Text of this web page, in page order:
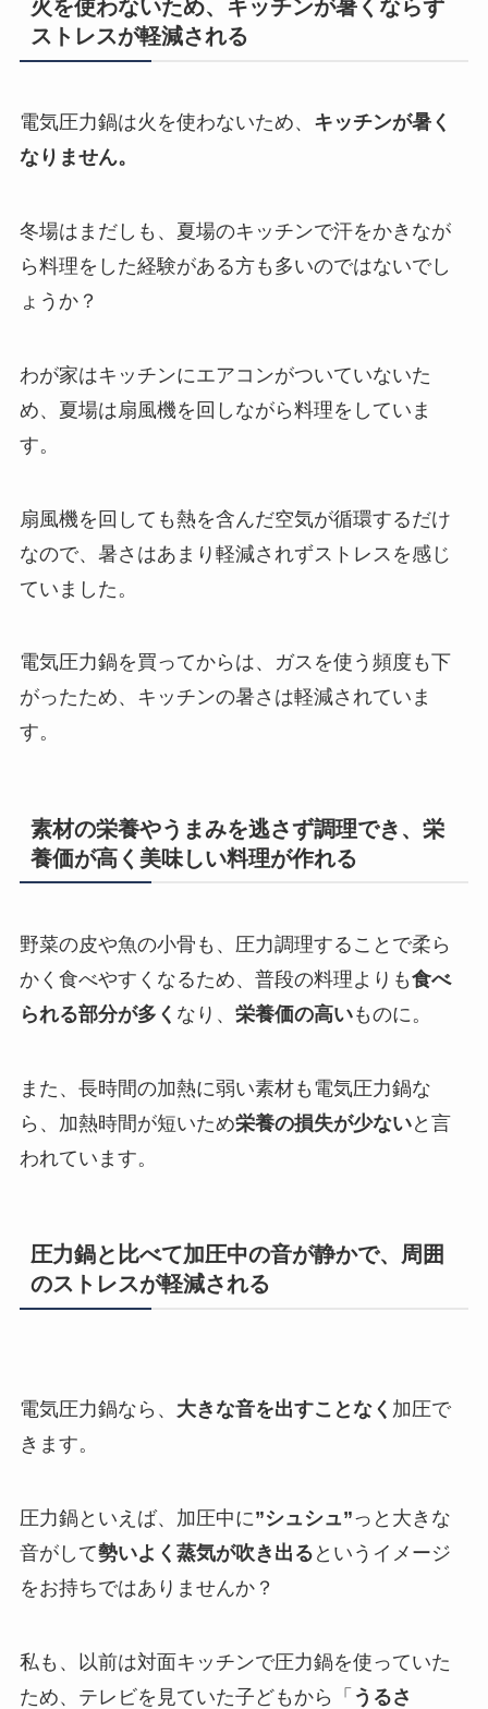
火を使わないため、キッチンが暑くならず
ストレスが軽減される
電気圧力鍋は火を使わないため、 キッチンが暑く
なりません。
冬場はまだしも、夏場のキッチンで汗をかきなが
ら料理をした経験がある方も多いのではないでし
ょうか？
わが家はキッチンにエアコンがついていないた
め、夏場は扇風機を回しながら料理をしていま
す。
扇風機を回しても熱を含んだ空気が循環するだけ
なので、暑さはあまり軽減されずストレスを感じ
ていました。
電気圧力鍋を買ってからは、ガスを使う頻度も下
がったため、キッチンの暑さは軽減されていま
す。
素材の栄養やうまみを逃さず調理でき、栄
養価が高く美味しい料理が作れる
野菜の皮や魚の小骨も、圧力調理することで柔ら
かく食べやすくなるため、普段の料理よりも食べ
られる部分が多く なり、 栄養価の高いものに。
また、長時間の加熱に弱い素材も電気圧力鍋な
ら、加熱時間が短いため栄養の損失が少ないと言
われています。
圧力鍋と比べて加圧中の音が静かで、周囲
のストレスが軽減される
電気圧力鍋なら、 大きな音を出すことなく 加圧で
きます。
圧力鍋といえば、加圧中に”シュシュ”っと大きな
音がして勢いよく蒸気が吹き出る というイメージ
をお持ちではありませんか？
私も、以前は対面キッチンで圧力鍋を使っていた
ため、テレビを見ていた子どもから「 うるさ